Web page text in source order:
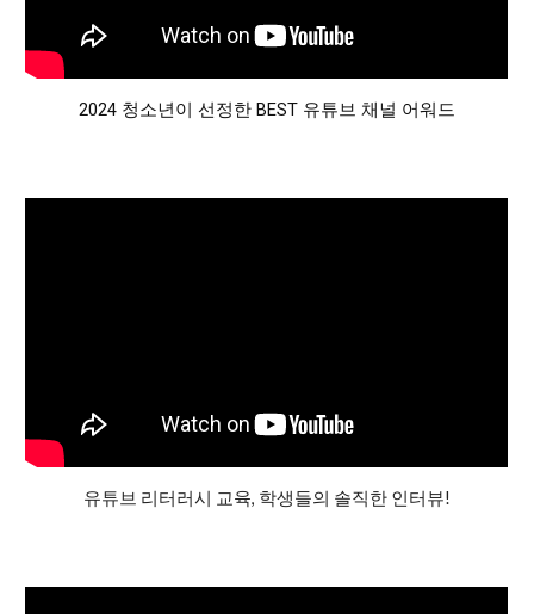
2024 청소년이 선정한 BEST 유튜브 채널 어워드
유튜브 리터러시 교육, 학생들의 솔직한 인터뷰!